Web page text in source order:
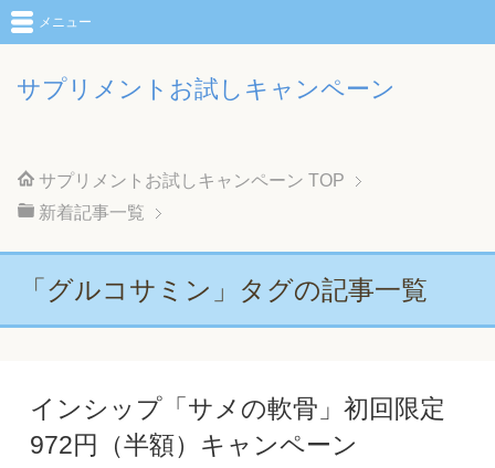
サプリメントお試しキャンペーン
メニュー
サプリメントお試しキャンペーン TOP
新着記事一覧
「グルコサミン」タグの記事一覧
インシップ「サメの軟骨」初回限定
972円（半額）キャンペーン